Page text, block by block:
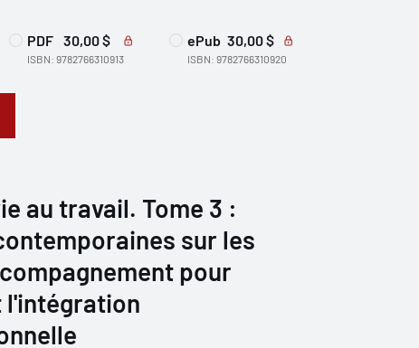
PDF 30,00 $
ISBN: 9782766310913
ePub 30,00 $
ISBN: 9782766310920
au travail. Tome 3 :
sur les
pour